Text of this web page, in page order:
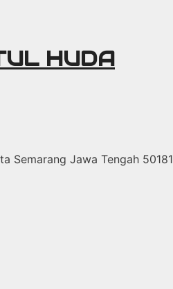
HUDA
Semarang Jawa Tengah 50181